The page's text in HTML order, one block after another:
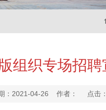
组织专场招聘
：2021-04-26 作者： 点击：